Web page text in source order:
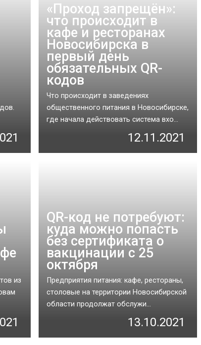
«Проход запрещён»:
что происходит в
кафе и ресторанах
Новосибирска в
первый день
обязательных QR-
кодов
Что происходит в заведениях
общественного питания в Новосибирске,
где начала действовать система вхо...
12.11.2021
из
QR-код не потребуют:
куда можно попасть
без сертификата о
вакцинации с 25
октября
Предприятия питания: кафе, рестораны,
столовые на территории Новосибирской
области продолжат обслужи...
13.10.2021